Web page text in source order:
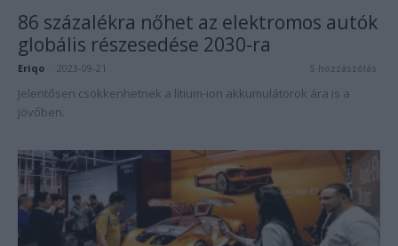
86 százalékra nőhet az elektromos autók
globális részesedése 2030-ra
Eriqo 2023-09-21 5 hozzászólás
Jelentősen csökkenhetnek a lítium-ion akkumulátorok ára is a
jövőben.